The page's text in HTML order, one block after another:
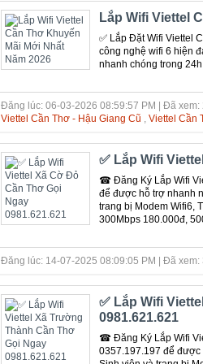
Lắp Wifi Viettel
✅ Lắp Đặt Wifi Viettel
công nghệ wifi 6 hiện
nhanh chóng trong
Đăng lúc: 06-03-2026 08:59:57 PM | Đã xem:
Viettel Cần Thơ - Hậu Giang Cũ , Viettel Cần
✅ Lắp Wifi
☎ Đăng Ký Lắp Wifi
để được hỗ trợ nhanh
trang bị Modem Wifi6,
300Mbps 180.000đ,
Đăng lúc: 14-07-2025 08:09:05 PM | Đã xem:
✅ Lắp Wifi
0981.621.621
☎ Đăng Ký Lắp Wifi
0357.197.197 để được